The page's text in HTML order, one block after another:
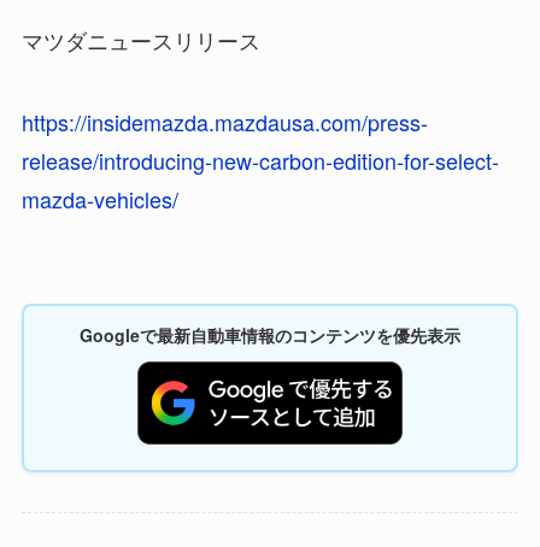
マツダニュースリリース
https://insidemazda.mazdausa.com/press-
release/introducing-new-carbon-edition-for-select-
mazda-vehicles/
Googleで最新自動車情報のコンテンツを優先表示